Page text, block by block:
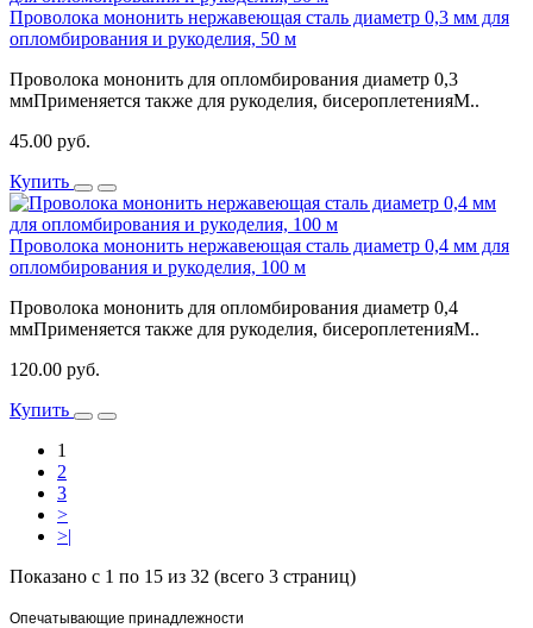
Проволока мононить нержавеющая сталь диаметр 0,3 мм для
опломбирования и рукоделия, 50 м
Проволока мононить для опломбирования диаметр 0,3
ммПрименяется также для рукоделия, бисероплетенияМ..
45.00 руб.
Купить
Проволока мононить нержавеющая сталь диаметр 0,4 мм для
опломбирования и рукоделия, 100 м
Проволока мононить для опломбирования диаметр 0,4
ммПрименяется также для рукоделия, бисероплетенияМ..
120.00 руб.
Купить
1
2
3
>
>|
Показано с 1 по 15 из 32 (всего 3 страниц)
Опечатывающие принадлежности